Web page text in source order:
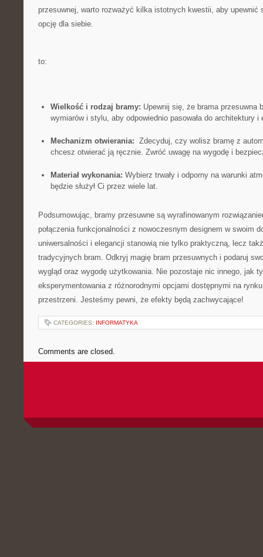
przesuwnej,⁢ warto rozważyć kilka istotnych kwestii, aby upewnić
opcję dla siebie.
to:
Wielkość i rodzaj bramy: Upewnij się, że brama przesuwna
wymiarów⁢ i stylu, aby odpowiednio pasowała do architektury⁣ i
Mechanizm‍ otwierania:
Zdecyduj, czy wolisz ‌bramę z
chcesz otwierać ją ręcznie. Zwróć ‍uwagę na ⁣wygodę i
Materiał wykonania: Wybierz trwały i⁣ odporny na​ warunki
będzie służył⁢ Ci przez wiele lat.
Podsumowując, bramy przesuwne są⁣ wyrafinowanym
połączenia funkcjonalności z nowoczesnym designem w swoim
uniwersalności i elegancji stanowią nie tylko praktyczną, lecz
tradycyjnych bram. Odkryj magię bram przesuwnych i podaruj
wygląd oraz wygodę użytkowania. Nie pozostaje nic innego, jak
eksperymentowania z różnorodnymi opcjami dostępnymi ⁣na
przestrzeni. Jesteśmy pewni, że efekty będą zachwycające!
CATEGORIES: INFORMATYKA
Comments are closed.